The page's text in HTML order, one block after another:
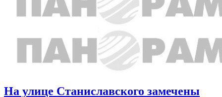
На улице Станиславского замечены